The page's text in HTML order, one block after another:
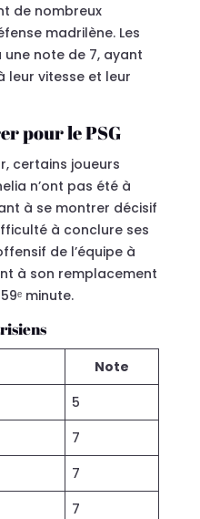
de nombreux
madrilène. Les
note de 7, ayant
leur vitesse et leur
pour le PSG
certains joueurs
n’ont pas été à
à se montrer décisif
à conclure ses
de l’équipe à
à son remplacement
minute.
Note
5
7
7
7